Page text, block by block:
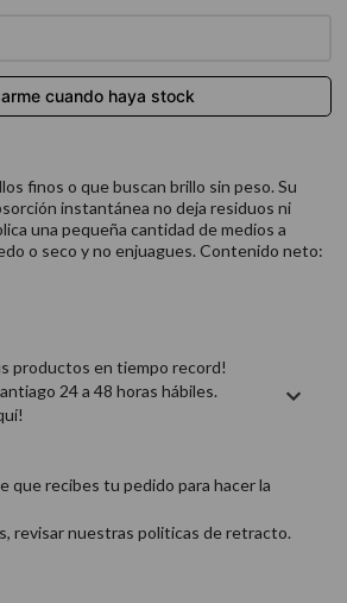
finos o que buscan brillo sin peso. Su
instantánea no deja residuos ni
una pequeña cantidad de medios a
o seco y no enjuagues. Contenido neto:
productos en tiempo record!
24 a 48 horas hábiles.
que recibes tu pedido para hacer la
revisar nuestras politicas de retracto.